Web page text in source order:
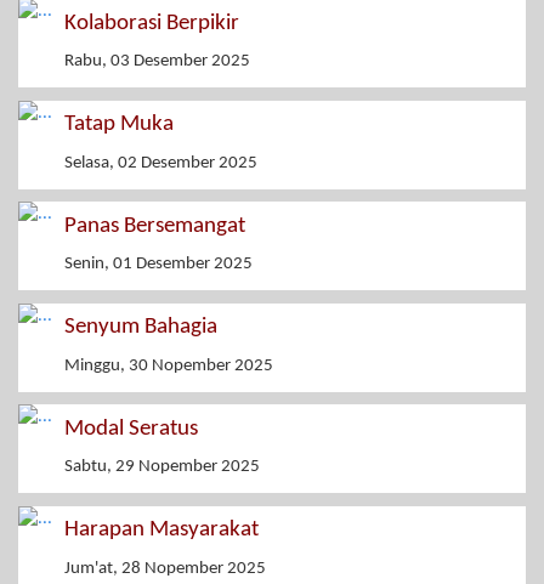
Kolaborasi Berpikir
Rabu, 03 Desember 2025
Tatap Muka
Selasa, 02 Desember 2025
Panas Bersemangat
Senin, 01 Desember 2025
Senyum Bahagia
Minggu, 30 Nopember 2025
Modal Seratus
Sabtu, 29 Nopember 2025
Harapan Masyarakat
Jum'at, 28 Nopember 2025